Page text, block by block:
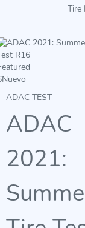
Tire
Nuevo
ADAC TEST
ADAC
2021: